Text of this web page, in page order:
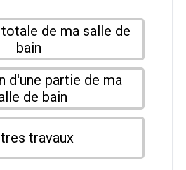
de ma salle de
bain
d'une partie de ma
de bain
travaux